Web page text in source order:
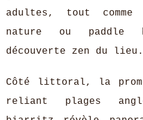
adultes, tout
nature ou paddle
découverte zen du lieu.
Côté littoral, la
reliant plages